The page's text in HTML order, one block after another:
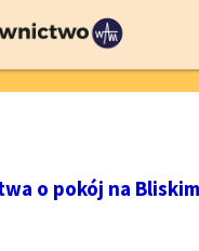
o pokój na